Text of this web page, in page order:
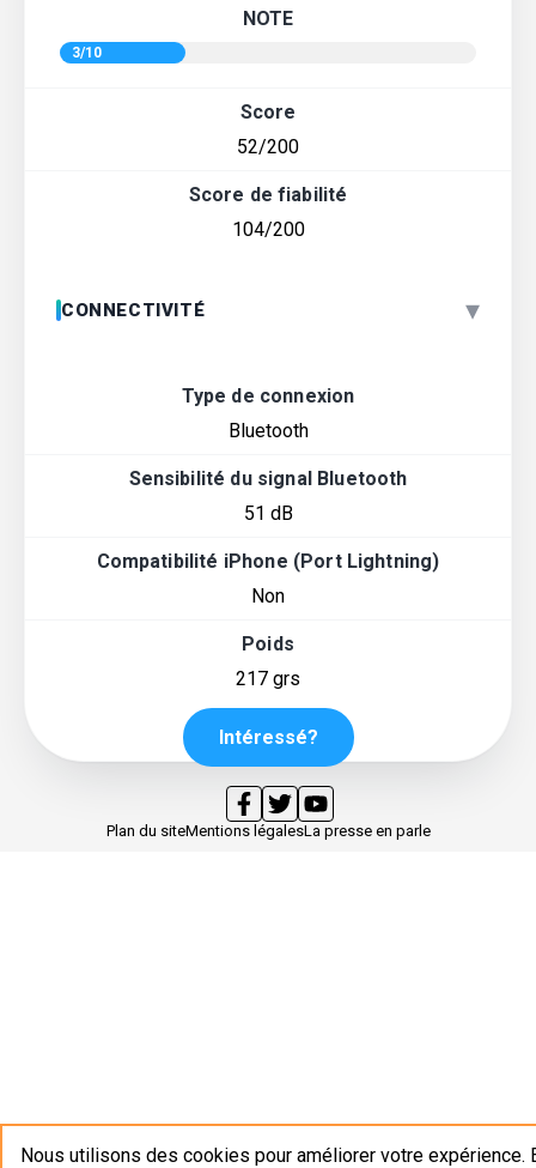
Nous utilisons des cookies pour améliorer votre expérience.
NOTE
3/10
Score
52/200
Score de fiabilité
104/200
CONNECTIVITÉ ▾
Type de connexion
Bluetooth
Sensibilité du signal Bluetooth
51 dB
Compatibilité iPhone (Port Lightning)
Non
Poids
217 grs
Intéressé?
Plan du siteMentions légalesLa presse en parle